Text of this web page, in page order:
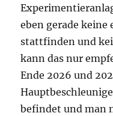
eben gerade
stattfinden und
kann das nur
Ende 2026 und
befindet und man